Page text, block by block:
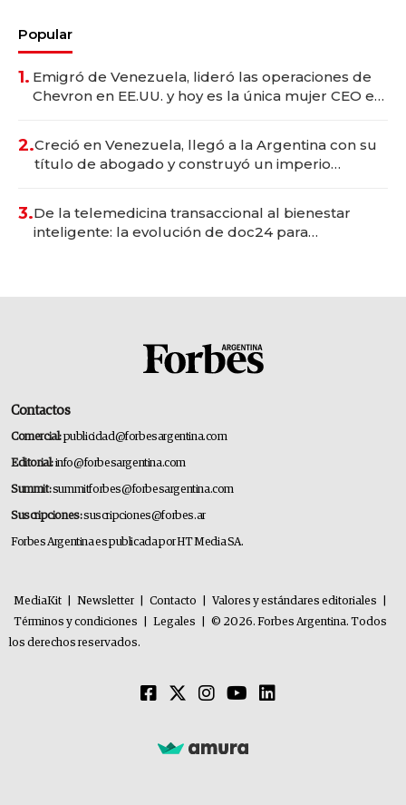
Popular
1. Emigró de Venezuela, lideró las operaciones de
Chevron en EE.UU. y hoy es la única mujer CEO en
2.Creció en Venezuela, llegó a la Argentina con su
título de abogado y construyó un imperio
3.De la telemedicina transaccional al bienestar
inteligente: la evolución de doc24 para
Contactos
Comercial:publicidad@forbesargentina.com
Editorial:info@forbesargentina.com
Summit:summitforbes@forbesargentina.com
Suscripciones:suscripciones@forbes.ar
Forbes Argentina es publicada por HT Media SA.
MediaKit Newsletter Contacto Valores y estándares editoriales
Términos y condiciones
Legales
© 2026. Forbes Argentina. Todos
los derechos reservados.